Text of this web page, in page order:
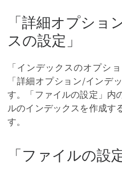
「詳細オプショ
スの設定」
「インデックスのオプシ
「詳細オプション/インデ
す。「ファイルの設定」内
ルのインデックスを作成す
す。
「ファイルの設